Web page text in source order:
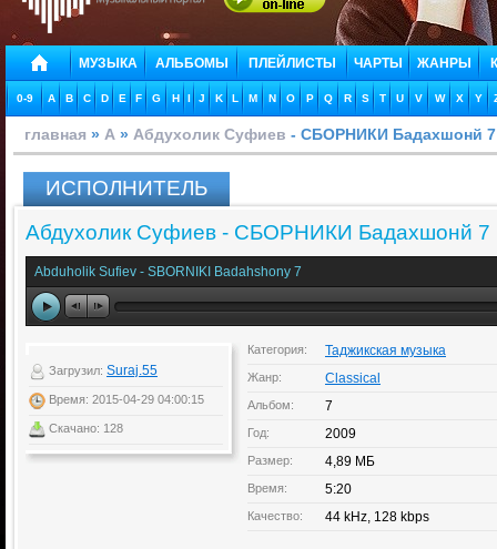
МУЗЫКА АЛЬБОМЫ ПЛЕЙЛИСТЫ ЧАРТЫ ЖАНРЫ
0-9 A B C D E F G H I J K L M N O P Q R S T U V W X Y
главная » А » Абдухолик Суфиев - СБОРНИКИ Бадахшонй 7
ИСПОЛНИТЕЛЬ
Абдухолик Суфиев - СБОРНИКИ Бадахшонй 7
Abduholik Sufiev - SBORNIKI Badahshony 7
Загрузил: Suraj.55
Время: 2015-04-29 04:00:15
Скачано: 128
Категория: Таджикская музыка
Жанр: Classical
Альбом: 7
Год: 2009
Размер: 4,89 МБ
Время: 5:20
Качество: 44 kHz, 128 kbps